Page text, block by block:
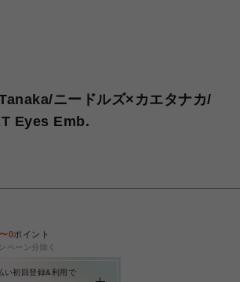
ニードルズ×カエタナカ/
Eyes Emb.
〜0ポイント
ペーン分除く
い初回登録&利用で